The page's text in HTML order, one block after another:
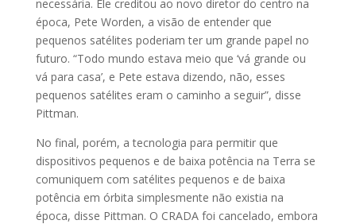
necessária. Ele creditou ao novo diretor do centro na
época, Pete Worden, a visão de entender que
pequenos satélites poderiam ter um grande papel no
futuro. “Todo mundo estava meio que ‘vá grande ou
vá para casa’, e Pete estava dizendo, não, esses
pequenos satélites eram o caminho a seguir”, disse
Pittman.
No final, porém, a tecnologia para permitir que
dispositivos pequenos e de baixa potência na Terra se
comuniquem com satélites pequenos e de baixa
potência em órbita simplesmente não existia na
época, disse Pittman. O CRADA foi cancelado, embora